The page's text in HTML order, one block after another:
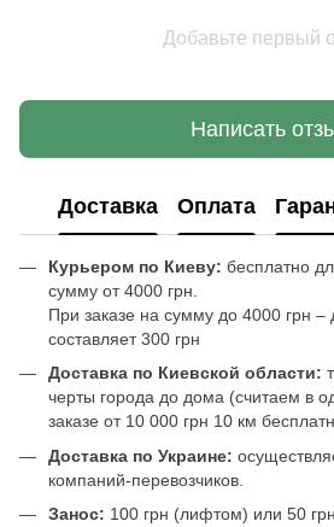
Добавьте первый
Написать
Доставка Оплата
Курьером по Киеву: бесплатно
сумму от 4000 грн.
При заказе на сумму до 4000 грн –
составляет 300 грн
Доставка по Киевской области:
черты города до дома (считаем в
заказе от 10 000 грн 10 км
Доставка по Украине:
компаний-перевозчиков.
Занос: 100 грн (лифтом) или 50